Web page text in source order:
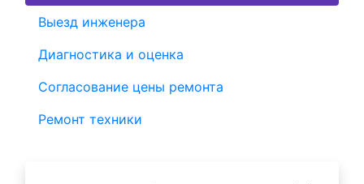
Выезд инженера
Диагностика и оценка
Согласование цены ремонта
Ремонт техники